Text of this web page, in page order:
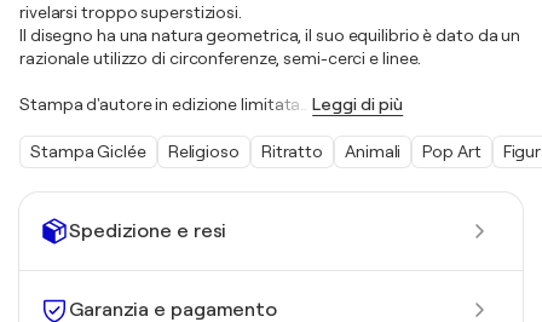
Spedizione e resi
Garanzia e pagamento
rivelarsi troppo superstiziosi.
Il disegno ha una natura geometrica, il suo equilibrio è dato da un
razionale utilizzo di circonferenze, semi-cerci e linee.
Stampa d'autore in edizione limitata Leggi di più
Stampa Giclée Religioso Ritratto Animali Pop Art